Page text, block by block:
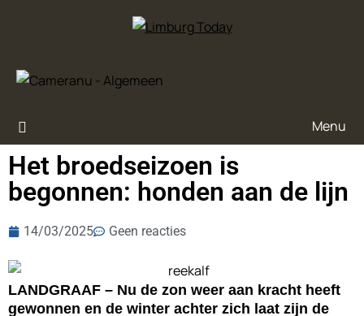
Menu
Het broedseizoen is
begonnen: honden aan de lijn
14/03/2025 Geen reacties
LANDGRAAF – Nu de zon weer aan kracht heeft
gewonnen en de winter achter zich laat zijn de